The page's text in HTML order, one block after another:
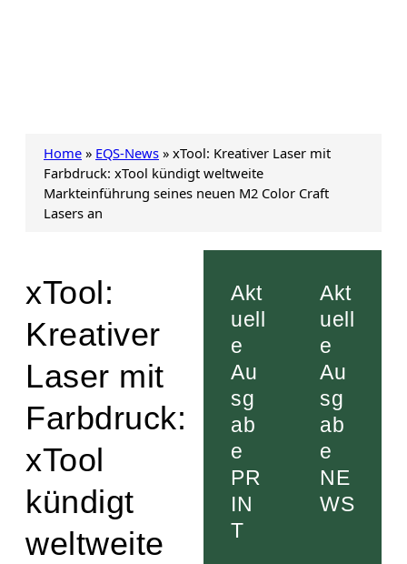
Home » EQS-News » xTool: Kreativer Laser mit
Farbdruck: xTool kündigt weltweite
Markteinführung seines neuen M2 Color Craft
Lasers an
xTool:
Kreativer
Laser mit
Farbdruck:
xTool
kündigt
weltweite
Akt
uell
e
Au
sg
ab
e
PR
IN
T
Akt
uell
e
Au
sg
ab
e
NE
WS